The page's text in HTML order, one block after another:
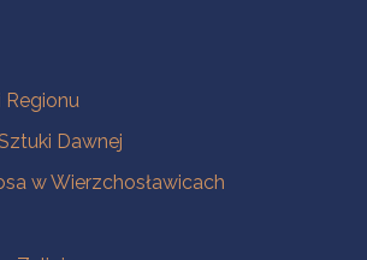
Regionu
Dawnej
w Wierzchosławicach